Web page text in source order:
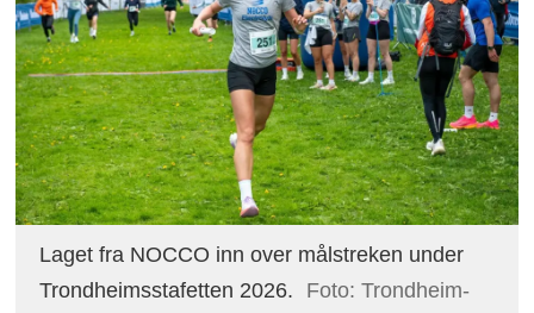
Laget fra NOCCO inn over målstreken under
Trondheimsstafetten 2026.
Foto: Trondheim-